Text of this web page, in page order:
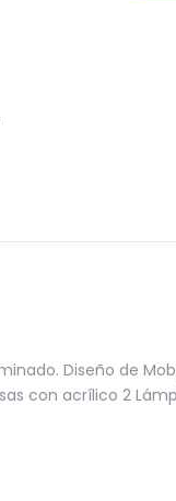
Diseño de
con acrílico 2